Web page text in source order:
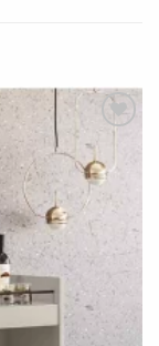
Adicionar
à lista de
desejos"